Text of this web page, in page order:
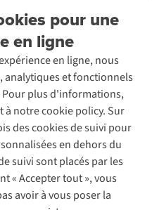
pour une
en ligne
en ligne, nous
analytiques et fonctionnels
Pour plus d'informations,
à notre cookie policy. Sur
des cookies de suivi pour
en dehors du
suivi sont placés par les
« Accepter tout », vous
avoir à vous poser la